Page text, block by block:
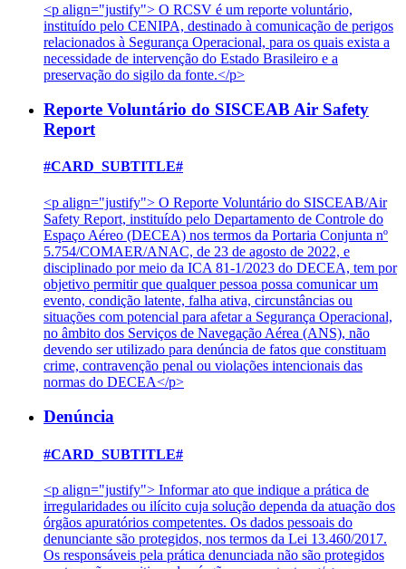
<p align="justify"> O RCSV é um reporte voluntário,
instituído pelo CENIPA, destinado à comunicação de perigos
relacionados à Segurança Operacional, para os quais exista a
necessidade de intervenção do Estado Brasileiro e a
preservação do sigilo da fonte.</p>
Reporte Voluntário do SISCEAB Air Safety
Report
#CARD_SUBTITLE#
<p align="justify"> O Reporte Voluntário do SISCEAB/Air
Safety Report, instituído pelo Departamento de Controle do
Espaço Aéreo (DECEA) nos termos da Portaria Conjunta nº
5.754/COMAER/ANAC, de 23 de agosto de 2022, e
disciplinado por meio da ICA 81-1/2023 do DECEA, tem por
objetivo permitir que qualquer pessoa possa comunicar um
evento, condição latente, falha ativa, circunstâncias ou
situações com potencial para afetar a Segurança Operacional,
no âmbito dos Serviços de Navegação Aérea (ANS), não
devendo ser utilizado para denúncia de fatos que constituam
crime, contravenção penal ou violações intencionais das
normas do DECEA</p>
Denúncia
#CARD_SUBTITLE#
<p align="justify"> Informar ato que indique a prática de
irregularidades ou ilícito cuja solução dependa da atuação dos
órgãos apuratórios competentes. Os dados pessoais do
denunciante são protegidos, nos termos da Lei 13.460/2017.
Os responsáveis pela prática denunciada não são protegidos